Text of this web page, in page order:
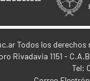
Todos los derechos
Rivadavia 1151 -
Tel: